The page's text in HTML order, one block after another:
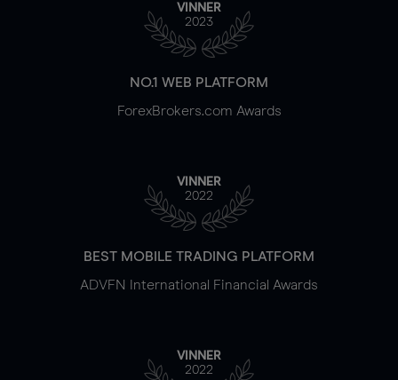
VINNER
2023
NO.1 WEB PLATFORM
ForexBrokers.com Awards
VINNER
2022
BEST MOBILE TRADING PLATFORM
ADVFN International Financial Awards
VINNER
2022